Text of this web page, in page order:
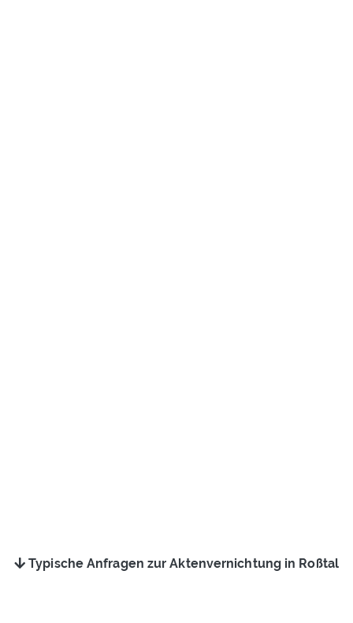
Typische Anfragen zur Aktenvernichtung in Roßtal